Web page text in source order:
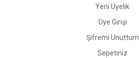
Yeni Üyelik
Üye Girişi
Şifremi Unuttum
Sepetiniz